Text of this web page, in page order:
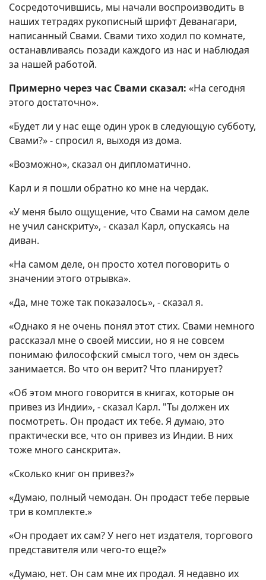
Сосредоточившись, мы начали воспроизводить в
наших тетрадях рукописный шрифт Деванагари,
написанный Свами. Свами тихо ходил по комнате,
останавливаясь позади каждого из нас и наблюдая
за нашей работой.
Примерно через час Свами сказал: «На сегодня
этого достаточно».
«Будет ли у нас еще один урок в следующую субботу,
Свами?» - спросил я, выходя из дома.
«Возможно», сказал он дипломатично.
Карл и я пошли обратно ко мне на чердак.
«У меня было ощущение, что Свами на самом деле
не учил санскриту», - сказал Карл, опускаясь на
диван.
«На самом деле, он просто хотел поговорить о
значении этого отрывка».
«Да, мне тоже так показалось», - сказал я.
«Однако я не очень понял этот стих. Свами немного
рассказал мне о своей миссии, но я не совсем
понимаю философский смысл того, чем он здесь
занимается. Во что он верит? Что планирует?
«Об этом много говорится в книгах, которые он
привез из Индии», - сказал Карл. "Ты должен их
посмотреть. Он продаст их тебе. Я думаю, это
практически все, что он привез из Индии. В них
тоже много санскрита».
«Сколько книг он привез?»
«Думаю, полный чемодан. Он продаст тебе первые
три в комплекте.»
«Он продает их сам? У него нет издателя, торгового
представителя или чего-то еще?»
«Думаю, нет. Он сам мне их продал. Я недавно их